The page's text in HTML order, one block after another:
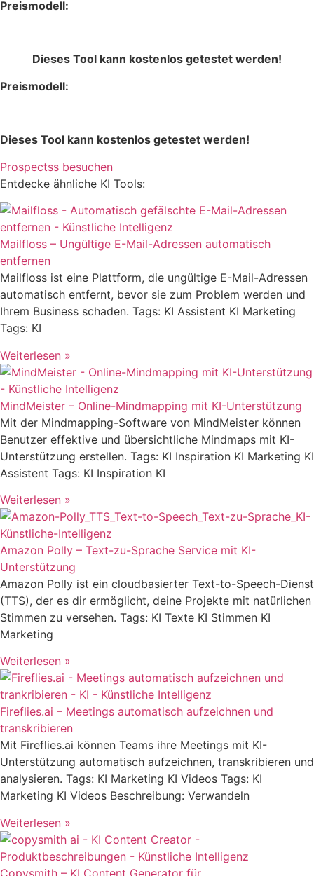
Preismodell:
Dieses Tool kann kostenlos getestet werden!
Preismodell:
Dieses Tool kann kostenlos getestet werden!
Prospectss besuchen
Entdecke ähnliche KI Tools:
Mailfloss – Ungültige E-Mail-Adressen automatisch
entfernen
Mailfloss ist eine Plattform, die ungültige E-Mail-Adressen
automatisch entfernt, bevor sie zum Problem werden und
Ihrem Business schaden. Tags: KI Assistent KI Marketing
Tags: KI
Weiterlesen »
MindMeister – Online-Mindmapping mit KI-Unterstützung
Mit der Mindmapping-Software von MindMeister können
Benutzer effektive und übersichtliche Mindmaps mit KI-
Unterstützung erstellen. Tags: KI Inspiration KI Marketing KI
Assistent Tags: KI Inspiration KI
Weiterlesen »
Amazon Polly – Text-zu-Sprache Service mit KI-
Unterstützung
Amazon Polly ist ein cloudbasierter Text-to-Speech-Dienst
(TTS), der es dir ermöglicht, deine Projekte mit natürlichen
Stimmen zu versehen. Tags: KI Texte KI Stimmen KI
Marketing
Weiterlesen »
Fireflies.ai – Meetings automatisch aufzeichnen und
transkribieren
Mit Fireflies.ai können Teams ihre Meetings mit KI-
Unterstützung automatisch aufzeichnen, transkribieren und
analysieren. Tags: KI Marketing KI Videos Tags: KI
Marketing KI Videos Beschreibung: Verwandeln
Weiterlesen »
Copysmith – KI Content Generator für